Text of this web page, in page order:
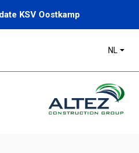
KSV Oostkamp
NL